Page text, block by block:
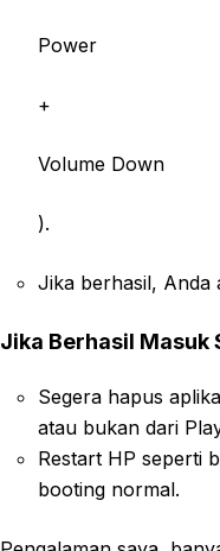
Power
+
Volume Down
).
Jika berhasil, Anda
Jika Berhasil Masuk
Segera hapus
atau bukan dari
Restart HP seperti
booting normal.